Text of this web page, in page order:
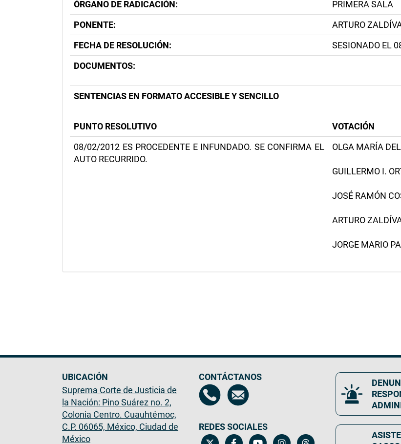
ÓRGANO DE RADICACIÓN:
PRIMERA SALA
PONENTE:
ARTURO
FECHA DE RESOLUCIÓN:
SESIONADO EL
DOCUMENTOS:
SENTENCIAS EN FORMATO ACCESIBLE Y SENCILLO
PUNTO RESOLUTIVO
VOTACIÓN
08/02/2012 ES PROCEDENTE E INFUNDADO. SE CONFIRMA EL
AUTO RECURRIDO.
OLGA MARÍA
GUILLERMO I.
JOSÉ RAMÓN
ARTURO
JORGE MARIO
UBICACIÓN
Suprema Corte de Justicia de
la Nación: Pino Suárez no. 2,
Colonia Centro. Cuauhtémoc,
C.P. 06065, México, Ciudad de
México
CONTÁCTANOS
REDES SOCIALES